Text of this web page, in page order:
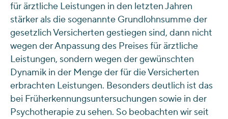
für ärztliche Leistungen in den letzten Jahren
stärker als die sogenannte Grundlohnsumme der
gesetzlich Versicherten gestiegen sind, dann nicht
wegen der Anpassung des Preises für ärztliche
Leistungen, sondern wegen der gewünschten
Dynamik in der Menge der für die Versicherten
erbrachten Leistungen. Besonders deutlich ist das
bei Früherkennungsuntersuchungen sowie in der
Psychotherapie zu sehen. So beobachten wir seit